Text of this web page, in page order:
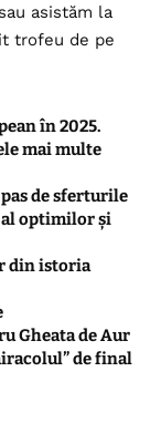
asistăm la
trofeu de pe
în 2025.
mai multe
de sferturile
al optimilor și
din istoria
Gheata de Aur
de final